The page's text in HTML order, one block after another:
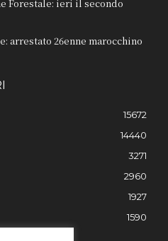
Forestale: ieri il secondo
arrestato 26enne marocchino
15672
14440
3271
2960
1927
1590